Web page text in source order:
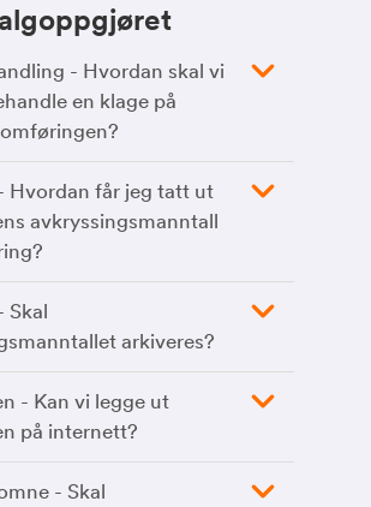
- Hvordan skal vi
en klage på
Hvordan får jeg tatt ut
avkryssingsmanntall
Skal
arkiveres?
- Kan vi legge ut
på internett?
- Skal